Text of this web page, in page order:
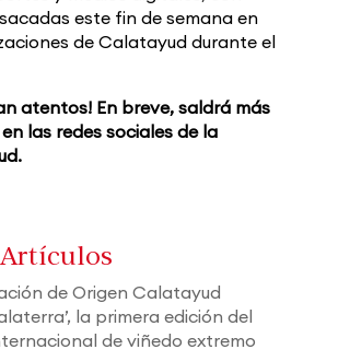
este fin de semana en
de Calatayud durante el
atentos! En breve, saldrá más
las redes sociales de la
de Origen Calatayud
la primera edición del
de viñedo extremo